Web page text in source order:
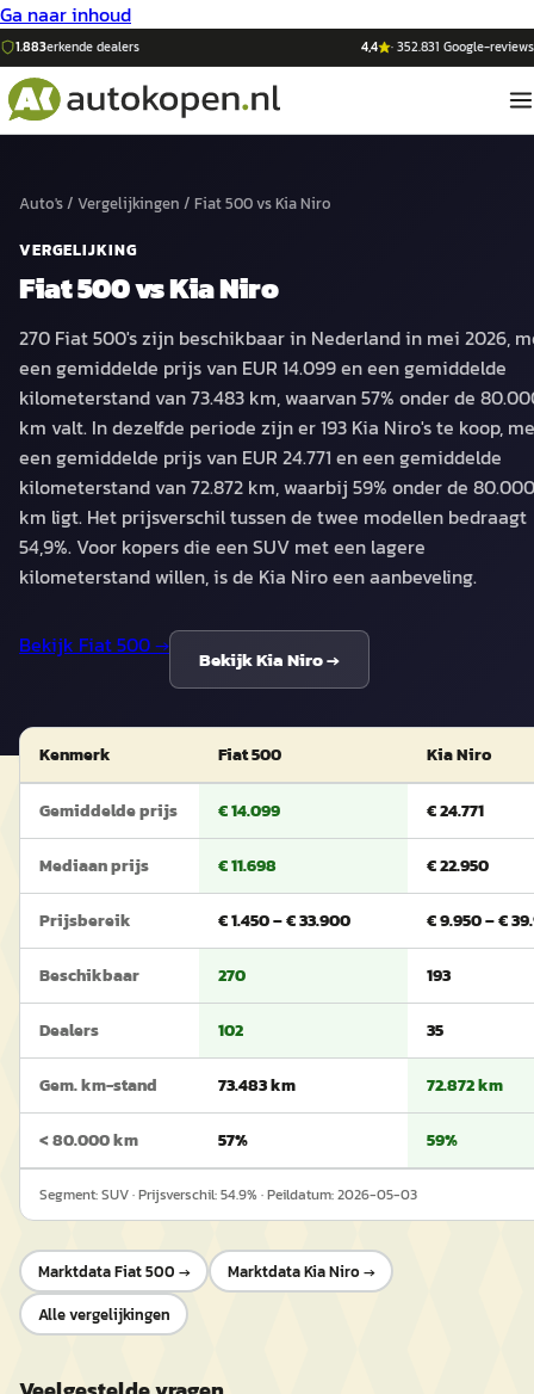
Ga naar inhoud
1.883erkende dealers 4,4 ·352.831 Google-reviews
Auto's/ Vergelijkingen / Fiat 500vsKia Niro
VERGELIJKING
Fiat 500vsKia Niro
270 Fiat 500's zijn beschikbaar in Nederland in mei 2026,
een gemiddelde prijs van EUR 14.099 en een gemiddelde
kilometerstand van 73.483 km, waarvan 57% onder de
km valt. In dezelfde periode zijn er 193 Kia Niro's te koop,
een gemiddelde prijs van EUR 24.771 en een gemiddelde
kilometerstand van 72.872 km, waarbij 59% onder de 80.000
km ligt. Het prijsverschil tussen de twee modellen bedraagt
54,9%. Voor kopers die een SUV met een lagere
kilometerstand willen, is de Kia Niro een aanbeveling.
Bekijk Fiat 500→
BekijkKia Niro→
Kenmerk Fiat 500 Kia Niro
Gemiddelde prijs € 14.099 € 24.771
Mediaan prijs € 11.698 € 22.950
Prijsbereik € 1.450 – € 33.900 € 9.950 – €
Beschikbaar 270 193
Dealers 102 35
Gem. km-stand 73.483 km 72.872 km
< 80.000 km 57% 59%
Segment:SUV· Prijsverschil:54.9% · Peildatum:2026-05-03
MarktdataFiat 500 → MarktdataKia Niro→
Alle vergelijkingen